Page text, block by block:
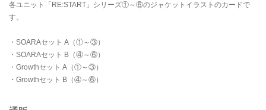
各ユニット「RE:START」シリーズ①～⑥のジャケットイラストのカードで
す。
・SOARAセット A（①～③）
・SOARAセット B（④～⑥）
・Growthセット A（①～③）
・Growthセット B（④～⑥）